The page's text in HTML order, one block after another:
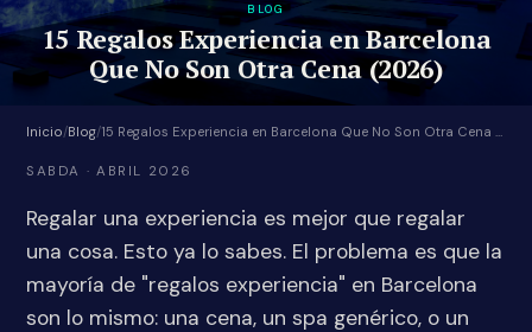
BLOG
15 Regalos Experiencia en Barcelona
Que No Son Otra Cena (2026)
Inicio/Blog/
SABDA · ABRIL 2026
Regalar una experiencia es mejor que regalar
una cosa. Esto ya lo sabes. El problema es que la
mayoría de "regalos experiencia" en Barcelona
son lo mismo: una cena, un spa genérico, o un